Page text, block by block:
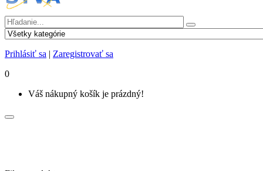
Prihlásiť sa | Zaregistrovať sa
0
Váš nákupný košík je prázdný!